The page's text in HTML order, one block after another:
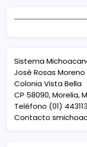
Sistema
José Rosas
Colonia Vista Bella
CP 58090, Morelia,
Teléfono (01)
Contacto